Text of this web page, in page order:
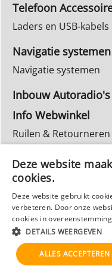
Telefoon
Laders en USB-kabels
Navigatie
Navigatie systemen
Inbouw Autoradio's
Info Webwinkel
Ruilen & Retourneren
Reparatie
Deze website
cookies.
Deze website gebruikt
verbeteren. Door onze
cookies in
DETAILS WEERGEVEN
ALLES ACCEPTEREN